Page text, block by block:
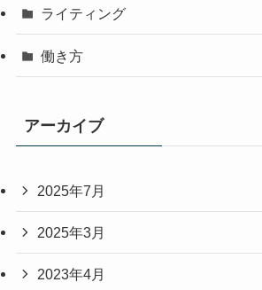
ライティング
働き方
アーカイブ
2025年7月
2025年3月
2023年4月